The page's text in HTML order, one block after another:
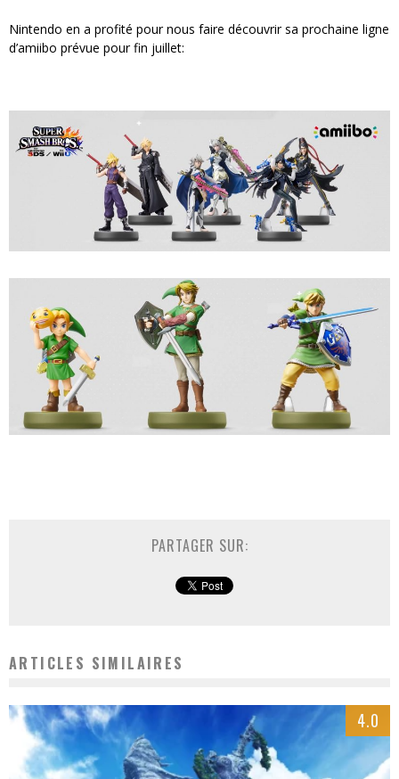
Nintendo en a profité pour nous faire découvrir sa prochaine ligne
d’amiibo prévue pour fin juillet:
PARTAGER SUR:
ARTICLES SIMILAIRES
4.0